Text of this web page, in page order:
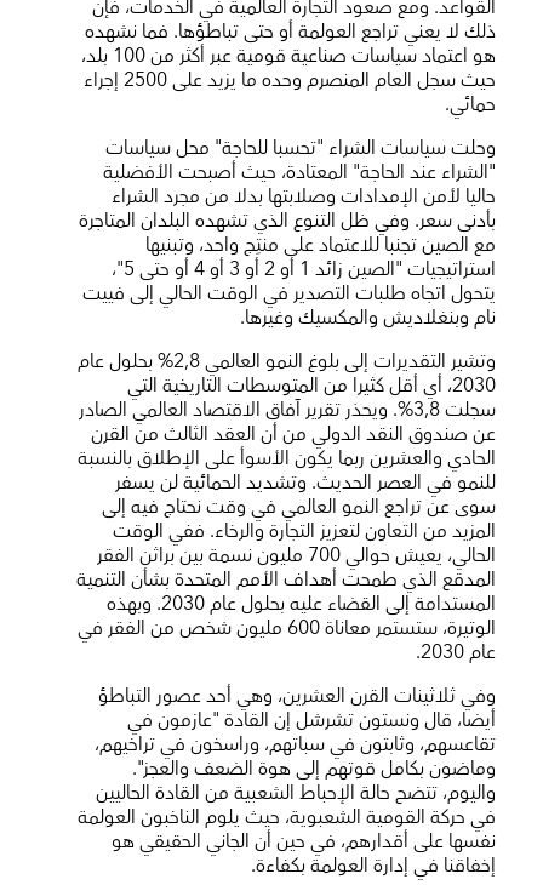
القواعد. ومع صعود التجارة العالمية في الخدمات، فإن
ذلك لا يعني تراجع العولمة أو حتى تباطؤها. فما نشهده
هو اعتماد سياسات صناعية قومية عبر أكثر من 100 بلد،
حيث سجل العام المنصرم وحده ما يزيد على 2500 إجراء
حمائي.
وحلت سياسات الشراء "تحسبا للحاجة" محل سياسات
"الشراء عند الحاجة" المعتادة، حيث أصبحت الأفضلية
حاليا لأمن الإمدادات وصلابتها بدلا من مجرد الشراء
بأدنى سعر. وفي ظل التنوع الذي تشهده البلدان المتاجرة
مع الصين تجنبا للاعتماد على منتِج واحد، وتبنيها
استراتيجيات "الصين زائد 1 أو 2 أو 3 أو 4 أو حتى 5"،
يتحول اتجاه طلبات التصدير في الوقت الحالي إلى فييت
نام وبنغلاديش والمكسيك وغيرها.
وتشير التقديرات إلى بلوغ النمو العالمي 2,8% بحلول عام
2030، أي أقل كثيرا من المتوسطات التاريخية التي
سجلت 3,8%. ويحذر تقرير آفاق الاقتصاد العالمي الصادر
عن صندوق النقد الدولي من أن العقد الثالث من القرن
الحادي والعشرين ربما يكون الأسوأ على الإطلاق بالنسبة
للنمو في العصر الحديث. وتشديد الحمائية لن يسفر
سوى عن تراجع النمو العالمي في وقت نحتاج فيه إلى
المزيد من التعاون لتعزيز التجارة والرخاء. ففي الوقت
الحالي، يعيش حوالي 700 مليون نسمة بين براثن الفقر
المدقع الذي طمحت أهداف الأمم المتحدة بشأن التنمية
المستدامة إلى القضاء عليه بحلول عام 2030. وبهذه
الوتيرة، ستستمر معاناة 600 مليون شخص من الفقر في
عام 2030.
وفي ثلاثينات القرن العشرين، وهي أحد عصور التباطؤ
أيضا، قال ونستون تشرشل إن القادة "عازمون في
تقاعسهم، وثابتون في سباتهم، وراسخون في تراخيهم،
وماضون بكامل قوتهم إلى هوة الضعف والعجز".
واليوم، تتضح حالة الإحباط الشعبية من القادة الحاليين
في حركة القومية الشعبوية، حيث يلوم الناخبون العولمة
نفسها على أقدارهم، في حين أن الجاني الحقيقي هو
إخفاقنا في إدارة العولمة بكفاءة.